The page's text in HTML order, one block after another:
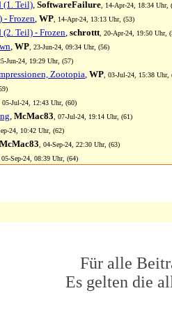
(1. Teil), SoftwareFailure , 14-Apr-24, 18:34 Uhr,
- Frozen, WP , 14-Apr-24, 13:13 Uhr, (53)
Teil) - Frozen, schrottt , 20-Apr-24, 19:50 Uhr,
, WP , 23-Jun-24, 09:34 Uhr, (56)
Jun-24, 19:29 Uhr, (57)
Zootopia, WP , 03-Jul-24, 15:38 Uhr,
, 05-Jul-24, 12:43 Uhr, (60)
, McMac83 , 07-Jul-24, 19:14 Uhr, (61)
24, 10:42 Uhr, (62)
McMac83 , 04-Sep-24, 22:30 Uhr, (63)
, 05-Sep-24, 08:39 Uhr, (64)
Für alle
Es gelten die